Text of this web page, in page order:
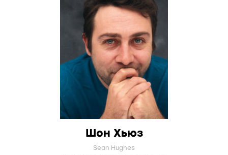
Шон Хьюз
Sean Hughes